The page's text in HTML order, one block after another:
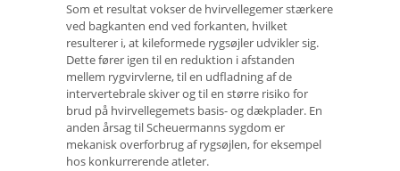
Som et resultat vokser de hvirvellegemer stærkere
ved bagkanten end ved forkanten, hvilket
resulterer i, at kileformede rygsøjler udvikler sig.
Dette fører igen til en reduktion i afstanden
mellem rygvirvlerne, til en udfladning af de
intervertebrale skiver og til en større risiko for
brud på hvirvellegemets basis- og dækplader. En
anden årsag til Scheuermanns sygdom er
mekanisk overforbrug af rygsøjlen, for eksempel
hos konkurrerende atleter.